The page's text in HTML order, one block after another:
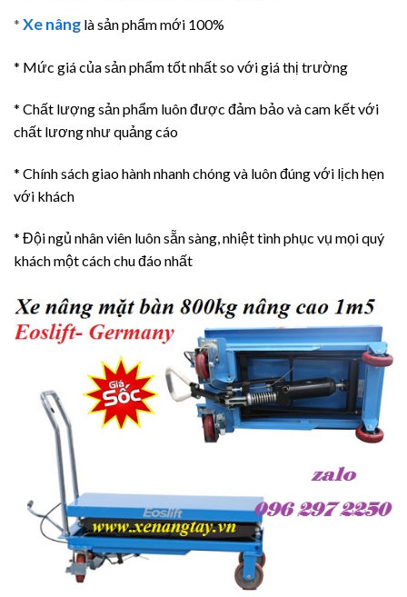
* Xe nâng là sản phẩm mới 100%
* Mức giá của sản phẩm tốt nhất so với giá thị trường
* Chất lượng sản phẩm luôn được đảm bảo và cam kết với
chất lương như quảng cáo
* Chính sách giao hành nhanh chóng và luôn đúng với lịch hẹn
với khách
* Đội ngủ nhân viên luôn sẵn sàng, nhiệt tình phục vụ mọi quý
khách một cách chu đáo nhất